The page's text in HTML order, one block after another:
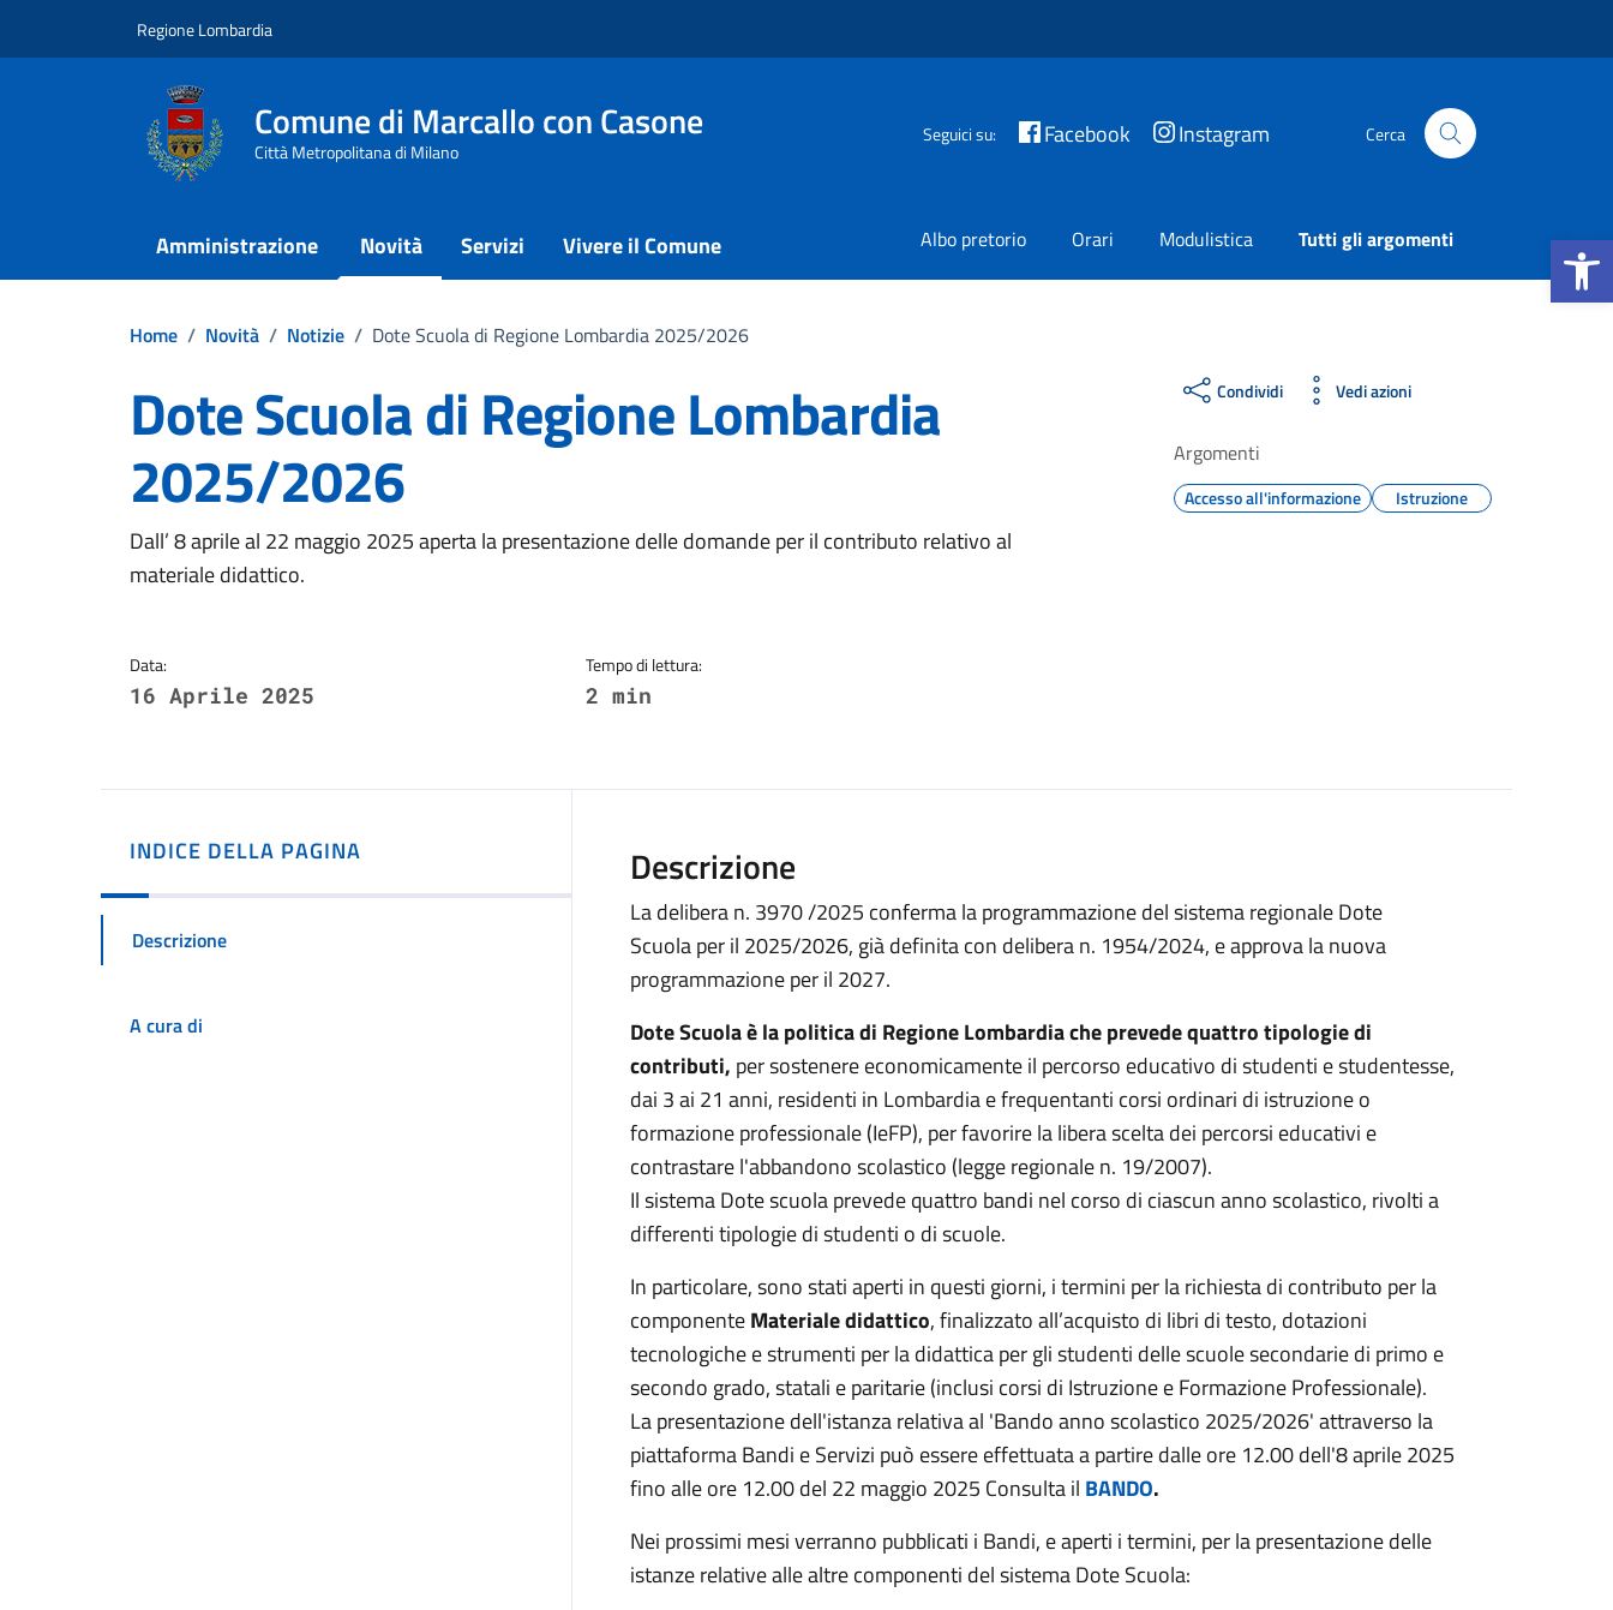
Apri la
Regione Lombardia
Comune di Marcallo con Casone
Città Metropolitana di Milano
Seguici su: Facebook Instagram Cerca
Amministrazione Novità Servizi Vivere il Comune Albo pretorio Orari Modulistica Tutti gli argomenti
Home / Novità / Notizie / Dote Scuola di Regione Lombardia 2025/2026
Dote Scuola di Regione Lombardia
2025/2026
Dettagli della notizia
Dall’ 8 aprile al 22 maggio 2025 aperta la presentazione delle domande per il contributo relativo al
materiale didattico.
Data:
16 Aprile 2025
Tempo di lettura:
2 min
Condividi Vedi azioni
Argomenti
Accesso all'informazione Istruzione
INDICE DELLA PAGINA
Descrizione
A cura di
Descrizione
La delibera n. 3970 /2025 conferma la programmazione del sistema regionale Dote
Scuola per il 2025/2026, già definita con delibera n. 1954/2024, e approva la nuova
programmazione per il 2027.
Dote Scuola è la politica di Regione Lombardia che prevede quattro tipologie di
contributi, per sostenere economicamente il percorso educativo di studenti e studentesse,
dai 3 ai 21 anni, residenti in Lombardia e frequentanti corsi ordinari di istruzione o
formazione professionale (IeFP), per favorire la libera scelta dei percorsi educativi e
contrastare l'abbandono scolastico (legge regionale n. 19/2007).
Il sistema Dote scuola prevede quattro bandi nel corso di ciascun anno scolastico, rivolti a
differenti tipologie di studenti o di scuole.
In particolare, sono stati aperti in questi giorni, i termini per la richiesta di contributo per la
componenteMateriale didattico, finalizzato all’acquisto di libri di testo, dotazioni
tecnologiche e strumenti per la didattica per gli studenti delle scuole secondarie di primo e
secondo grado, statali e paritarie (inclusi corsi di Istruzione e Formazione Professionale).
La presentazione dell'istanza relativa al 'Bando anno scolastico 2025/2026' attraverso la
piattaforma Bandi e Servizi può essere effettuata a partire dalle ore 12.00 dell'8 aprile 2025
fino alle ore 12.00 del 22 maggio 2025 Consulta il BANDO.
Nei prossimi mesi verranno pubblicati i Bandi, e aperti i termini, per la presentazione delle
istanze relative alle altre componenti del sistema Dote Scuola: